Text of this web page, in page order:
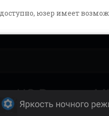
юзер имеет